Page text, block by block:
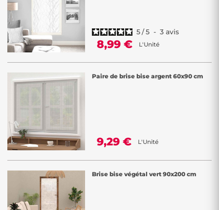
5/5 - 3 avis
8,99 € L'Unité
Paire de brise bise argent 60x90 cm
9,29 € L'Unité
Brise bise végétal vert 90x200 cm